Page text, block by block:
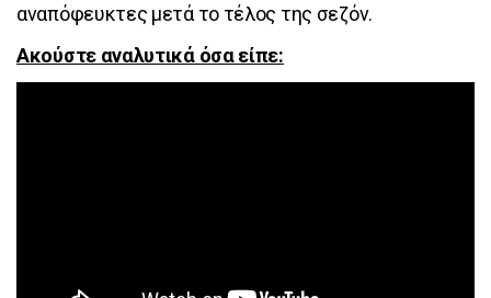
αναπόφευκτες μετά το τέλος της σεζόν.
Ακούστε αναλυτικά όσα είπε: